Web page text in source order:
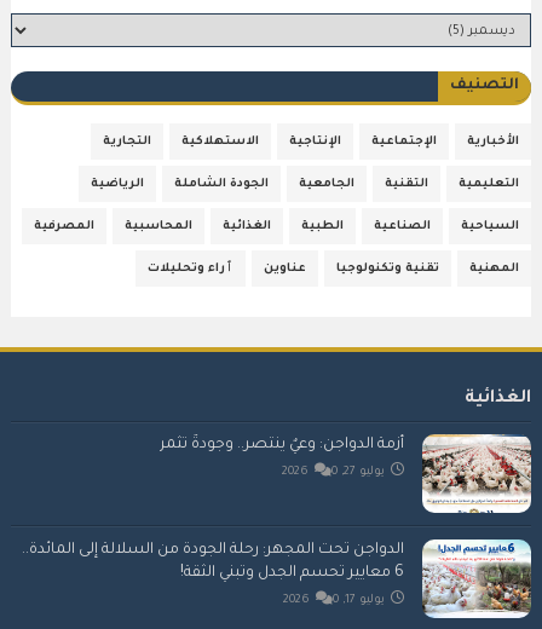
التصنيف
الأخبارية الإجتماعية الإنتاجية الاستهلاكية التجارية
التعليمية التقنية الجامعية الجودة الشاملة الرياضية
السياحية الصناعية الطبية الغذائية المحاسبية المصرفية
المهنية تقنية وتكنولوجيا عناوين ٱراء وتحليلات
الغذائية
أزمة الدواجن: وعيٌ ينتصر.. وجودةٌ تُثمر
يوليو 27, 2026 0
الدواجن تحت المجهر: رحلة الجودة من السلالة إلى المائدة..
6 معايير تحسم الجدل وتبني الثقة!
يوليو 17, 2026 0